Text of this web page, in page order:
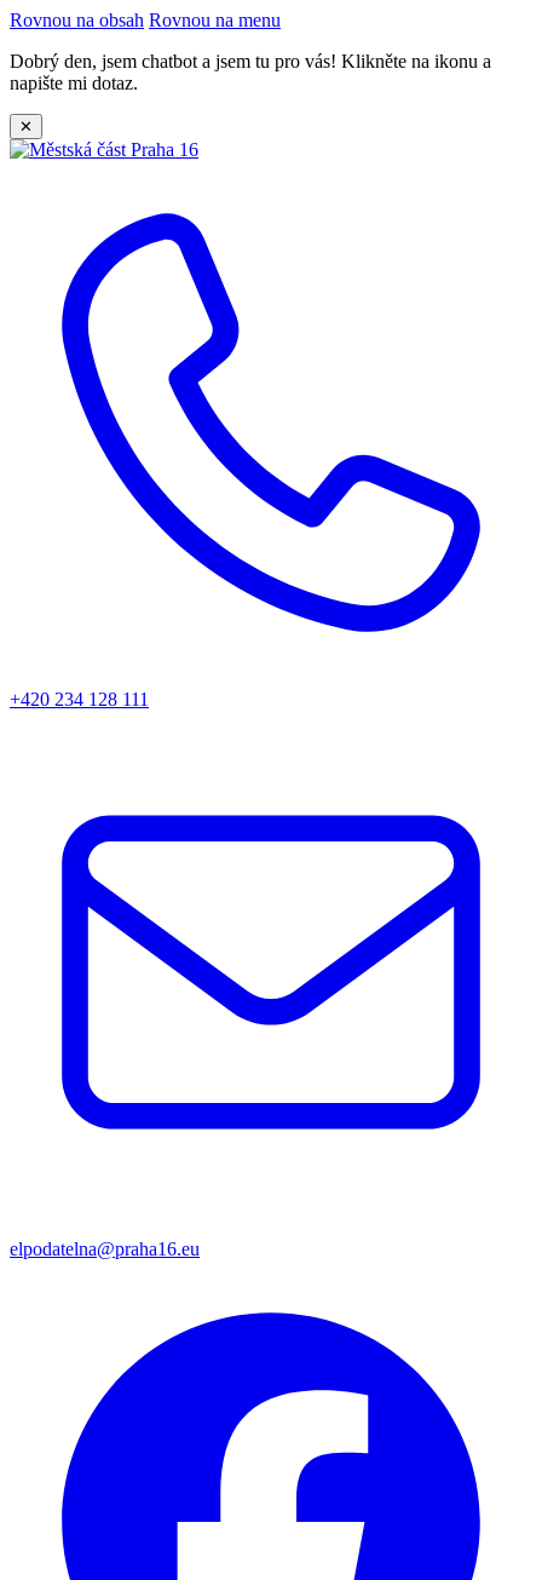
Rovnou na obsah Rovnou na menu
Dobrý den, jsem chatbot a jsem tu pro vás! Klikněte na ikonu a
napište mi dotaz.
✕
+420 234 128 111
elpodatelna@praha16.eu